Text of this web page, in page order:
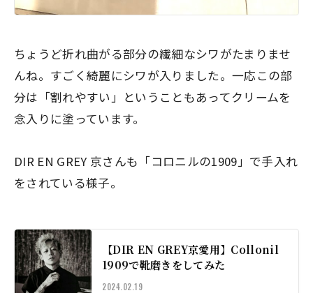
ちょうど折れ曲がる部分の繊細なシワがたまりませ
んね。すごく綺麗にシワが入りました。一応この部
分は「割れやすい」ということもあってクリームを
念入りに塗っています。
DIR EN GREY 京さんも「コロニルの1909」で手入れ
をされている様子。
【DIR EN GREY京愛用】Collonil
1909で靴磨きをしてみた
2024.02.19